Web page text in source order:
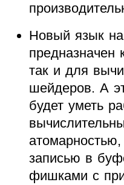
Новый язык
предназначен
так и для
шейдеров. А
будет уметь
записью в
фишками с